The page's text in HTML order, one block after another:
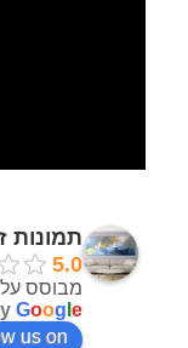
תמונות
5.0
מבוסס על 124 ביקורות
Goog e
us on